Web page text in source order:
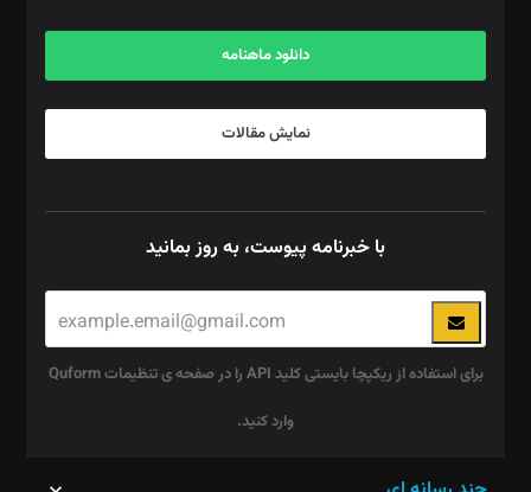
آگهی و مشترکین: ۰۹۱۹۹۹۹۰۴۵۴
دانلود ماهنامه
نمایش مقالات
با خبرنامه پیوست، به روز بمانید
برای استفاده از ریکپچا بایستی کلید API را در صفحه ی تنظیمات Quform
وارد کنید.